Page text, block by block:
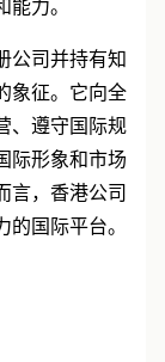
力。
公司并持有知
象征。它向全
、遵守国际规
际形象和市场
言，香港公司
国际平台。